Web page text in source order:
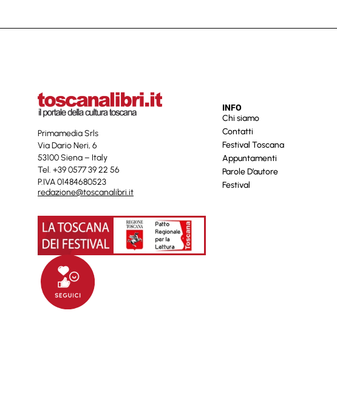
Primamedia Srls
Via Dario Neri, 6
53100 Siena – Italy
Tel. +39 0577 39 22 56
P.IVA 01484680523
redazione@toscanalibri.it
INFO
Chi siamo
Contatti
Festival Toscana
Appuntamenti
Parole D’autore
Festival